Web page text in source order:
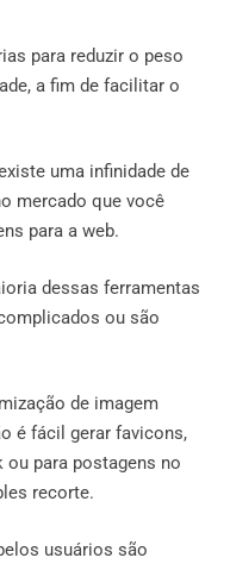
para reduzir o peso
a fim de facilitar o
uma infinidade de
mercado que você
para a web.
dessas ferramentas
ou são
de imagem
é fácil gerar favicons,
para postagens no
recorte.
usuários são